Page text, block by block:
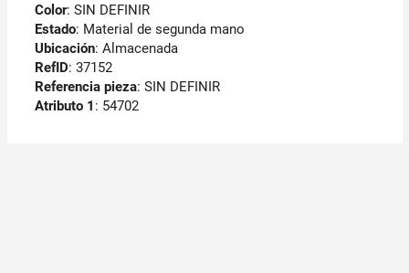
Color: SIN DEFINIR
Estado: Material de segunda mano
Ubicación: Almacenada
RefID: 37152
Referencia pieza: SIN DEFINIR
Atributo 1 : 54702